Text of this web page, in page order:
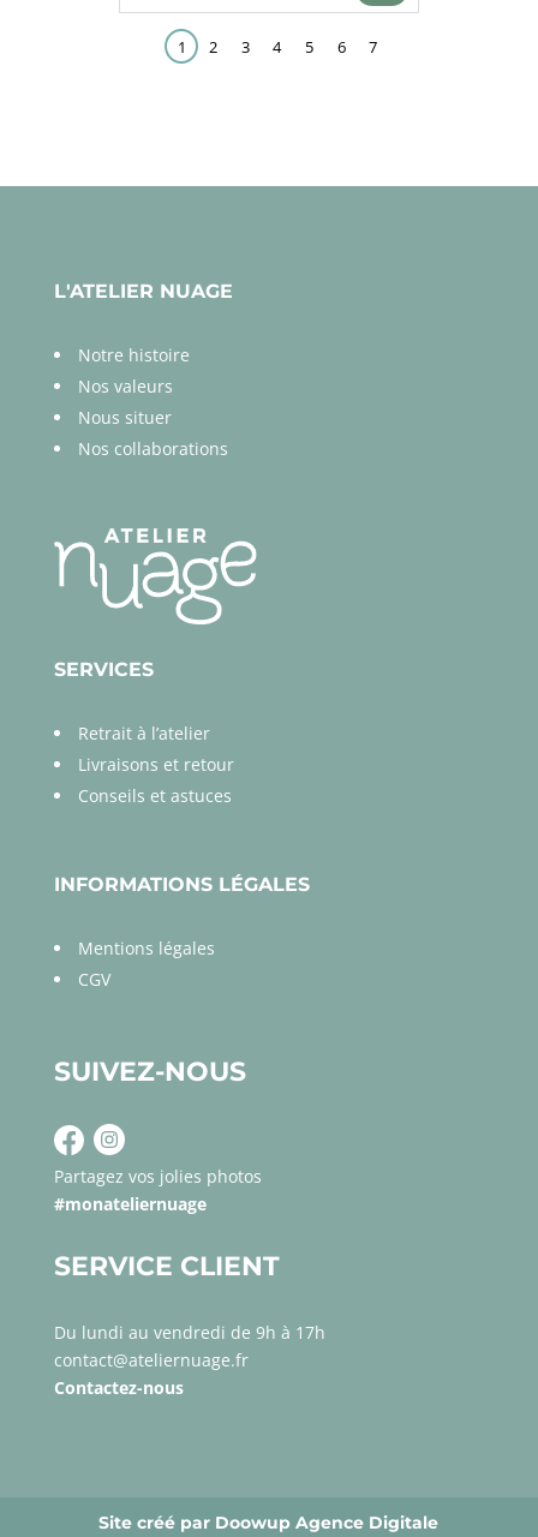
1 2 3 4 5 6 7
L'ATELIER NUAGE
Notre histoire
Nos valeurs
Nous situer
Nos collaborations
SERVICES
Retrait à l’atelier
Livraisons et retour
Conseils et astuces
INFORMATIONS LÉGALES
Mentions légales
CGV
SUIVEZ-NOUS
Partagez vos jolies photos
#monateliernuage
SERVICE CLIENT
Du lundi au vendredi de 9h à 17h
contact@ateliernuage.fr
Contactez-nous
Site créé par Doowup Agence Digitale